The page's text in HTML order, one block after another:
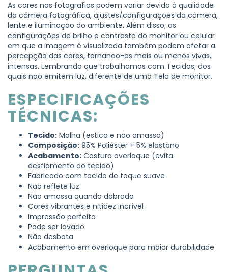
As cores nas fotografias podem variar devido à qualidade
da câmera fotográfica, ajustes/configurações da câmera,
lente e iluminação do ambiente. Além disso, as
configurações de brilho e contraste do monitor ou celular
em que a imagem é visualizada também podem afetar a
percepção das cores, tornando-as mais ou menos vivas,
intensas. Lembrando que trabalhamos com Tecidos, dos
quais não emitem luz, diferente de uma Tela de monitor.
ESPECIFICAÇÕES
TÉCNICAS:
Tecido: Malha (estica e não amassa)
Composição: 95% Poliéster + 5% elastano
Acabamento: Costura overloque (evita
desfiamento do tecido)
Fabricado com tecido de toque suave
Não reflete luz
Não amassa quando dobrado
Cores vibrantes e nitidez incrível
Impressão perfeita
Pode ser lavado
Não desbota
Acabamento em overloque para maior durabilidade